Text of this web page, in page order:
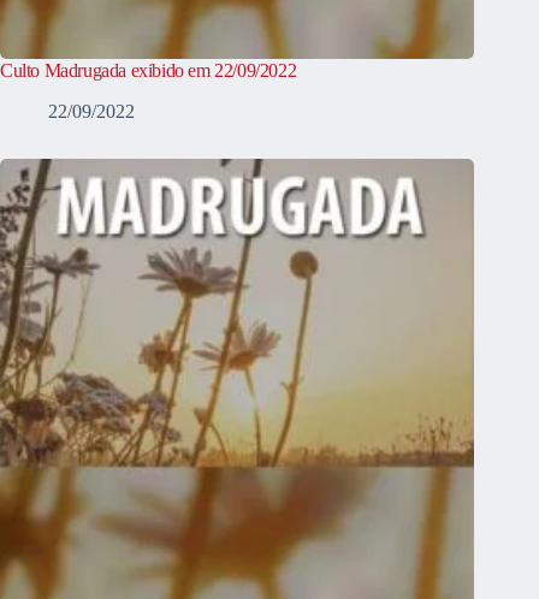
Culto Madrugada exibido em 22/09/2022
22/09/2022